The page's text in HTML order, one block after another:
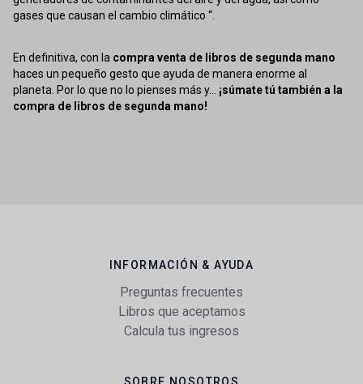
gases que causan el cambio climático “.
En definitiva, con la compra venta de libros de segunda mano
haces un pequeño gesto que ayuda de manera enorme al
planeta. Por lo que no lo pienses más y... ¡súmate tú también a la
compra de libros de segunda mano!
INFORMACIÓN & AYUDA
Preguntas frecuentes
Libros que aceptamos
Calcula tus ingresos